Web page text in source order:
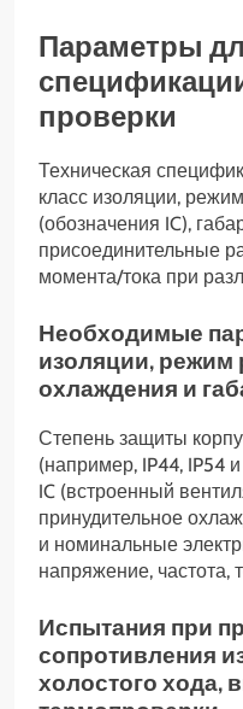
Параметры
проверки
Техническая
класс изоляции,
(обозначения IC),
присоединительные
момента/тока при
Необходимые
изоляции,
охлаждения и
Степень защиты
(например, IP44, IP54
IC (встроенный
принудительное
и номинальные
напряжение, частота,
Испытания при
сопротивления
холостого хода,